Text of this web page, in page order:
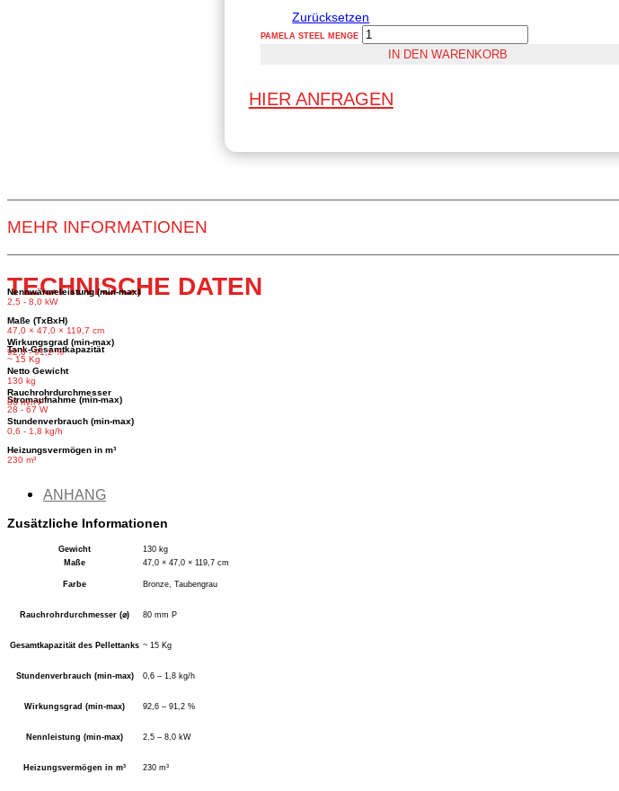
Zurücksetzen
PAMELA STEEL MENGE
IN DEN WARENKORB
HIER ANFRAGEN
MEHR INFORMATIONEN
TECHNISCHE DATEN
Nennwärmeleistung (min-max)
2,5 - 8,0 kW
Maße (TxBxH)
47,0 × 47,0 × 119,7 cm
Tank-Gesamtkapazität
~ 15 Kg
Wirkungsgrad (min-max)
92,6 - 91,2 %
Netto Gewicht
130 kg
Stromaufnahme (min-max)
28 - 67 W
Rauchrohrdurchmesser
80 mm P
Stundenverbrauch (min-max)
0,6 - 1,8 kg/h
Heizungsvermögen in m³
230 m³
ANHANG
Zusätzliche Informationen
Gewicht
130 kg
Maße
47,0 × 47,0 × 119,7 cm
Farbe Bronze, Taubengrau
Rauchrohrdurchmesser (⌀) 80 mm P
Gesamtkapazität des Pellettanks ~ 15 Kg
Stundenverbrauch (min-max) 0,6 – 1,8 kg/h
Wirkungsgrad (min-max) 92,6 – 91,2 %
Nennleistung (min-max) 2,5 – 8,0 kW
Heizungsvermögen in m³ 230 m³